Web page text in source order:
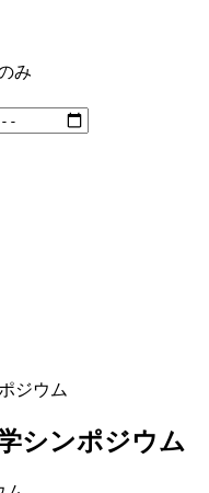
み
ジウム
シンポジウム